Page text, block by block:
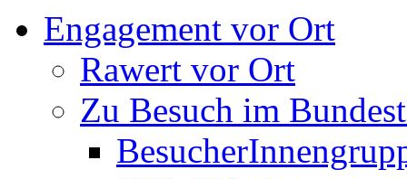
Engagement vor Ort
Rawert vor Ort
Zu Besuch im